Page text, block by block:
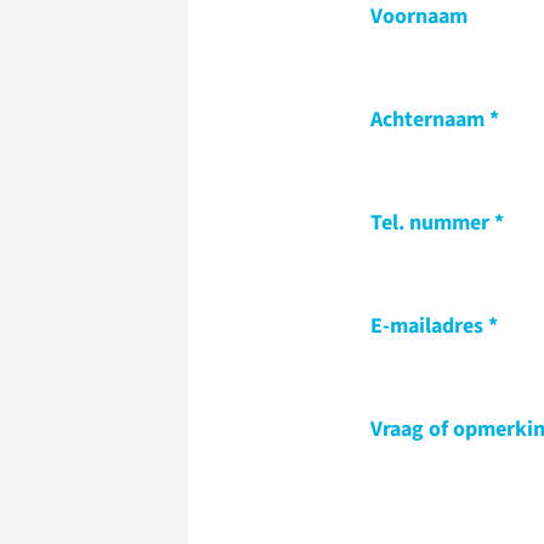
Voornaam
Achternaam
Tel. nummer
E-mailadres
Vraag of